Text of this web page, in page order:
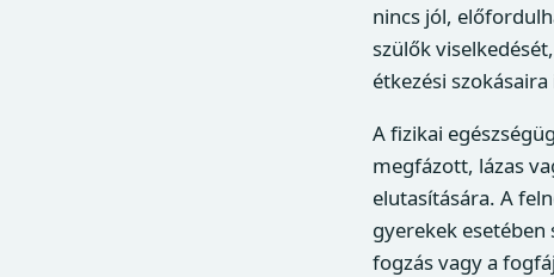
nincs jól,
szülők
étkezési
A fizikai
megfázott, lázas
elutasítására. A
gyerekek
fogzás vagy a